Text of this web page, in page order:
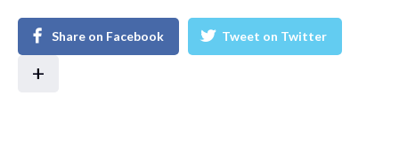
Share on Facebook Tweet on Twitter
+